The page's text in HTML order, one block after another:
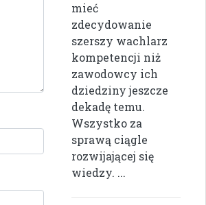
mieć
zdecydowanie
szerszy wachlarz
kompetencji niż
zawodowcy ich
dziedziny jeszcze
dekadę temu.
Wszystko za
sprawą ciągle
rozwijającej się
wiedzy. ...